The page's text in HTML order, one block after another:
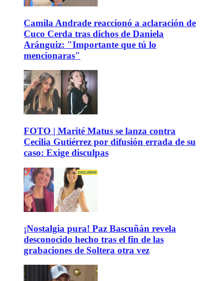
Camila Andrade reaccionó a aclaración de
Cuco Cerda tras dichos de Daniela
Aránguiz: "Importante que tú lo
mencionaras"
FOTO | Marité Matus se lanza contra
Cecilia Gutiérrez por difusión errada de su
caso: Exige disculpas
¡Nostalgia pura! Paz Bascuñán revela
desconocido hecho tras el fin de las
grabaciones de Soltera otra vez